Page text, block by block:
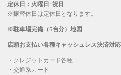
定休日：火曜日･祝日
※振替休日は定休日となります。
※駐車場完備（5台分） 地図
店頭お支払い各種キャッシュレス決済対応
・クレジットカード各種
・交通系カード